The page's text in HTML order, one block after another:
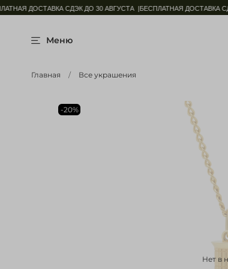
ДОСТАВКА СДЭК ДО 30 АВГУСТА |БЕСПЛАТНАЯ ДОСТАВКА
Меню
Главная Все украшения
Нет в
-20%